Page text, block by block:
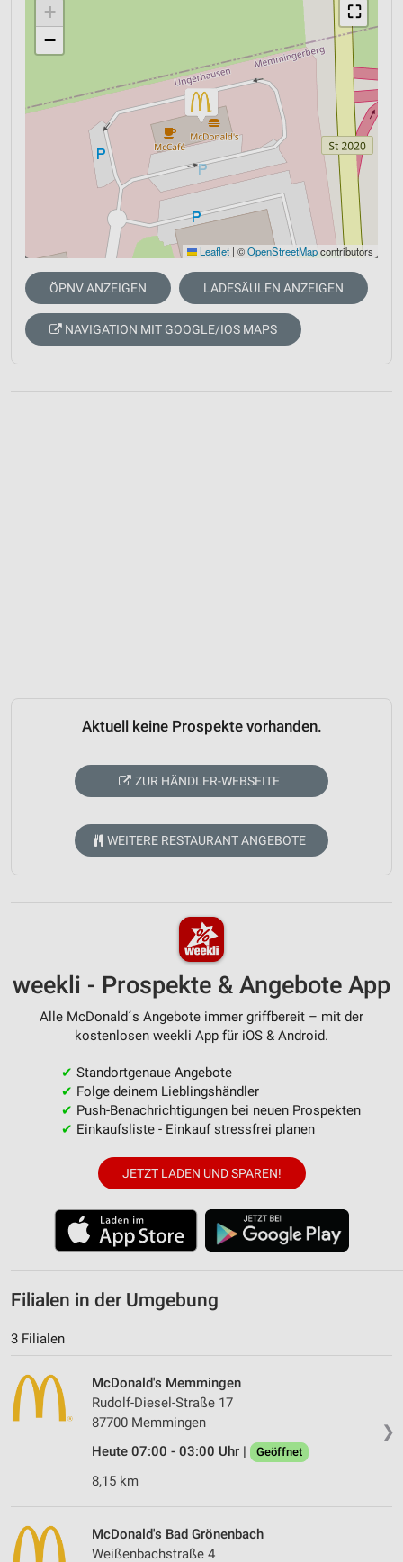
⛶
+
−
Leaflet | ©OpenStreetMapcontributors
ÖPNV ANZEIGEN LADESÄULEN ANZEIGEN
NAVIGATION MIT GOOGLE/IOS MAPS
Aktuell keine Prospekte vorhanden.
ZUR HÄNDLER-WEBSEITE
WEITERE RESTAURANT ANGEBOTE
weekli - Prospekte & Angebote App
Alle McDonald´s Angebote immer griffbereit – mit der
kostenlosen weekli App für iOS & Android.
✔ Standortgenaue Angebote
✔ Folge deinem Lieblingshändler
✔ Push-Benachrichtigungen bei neuen Prospekten
✔ Einkaufsliste - Einkauf stressfrei planen
JETZT LADEN UND SPAREN!
Filialen in der Umgebung
3 Filialen
❯
McDonald's Memmingen
Rudolf-Diesel-Straße 17
87700 Memmingen
Heute 07:00 - 03:00 Uhr |
Geöffnet
8,15 km
McDonald's Bad Grönenbach
Weißenbachstraße 4